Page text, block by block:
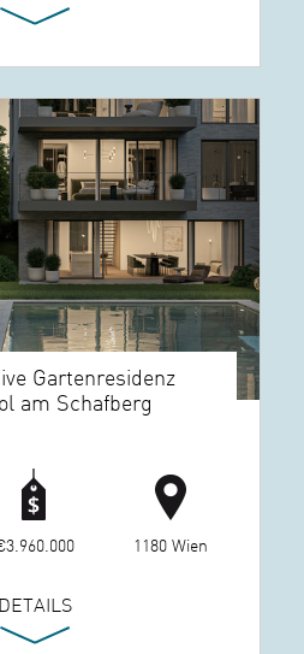
Gartenresidenz
am Schafberg
1180 Wien
DETAILS